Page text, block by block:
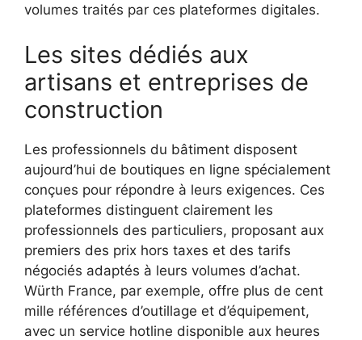
volumes traités par ces plateformes digitales.
Les sites dédiés aux
artisans et entreprises de
construction
Les professionnels du bâtiment disposent
aujourd’hui de boutiques en ligne spécialement
conçues pour répondre à leurs exigences. Ces
plateformes distinguent clairement les
professionnels des particuliers, proposant aux
premiers des prix hors taxes et des tarifs
négociés adaptés à leurs volumes d’achat.
Würth France, par exemple, offre plus de cent
mille références d’outillage et d’équipement,
avec un service hotline disponible aux heures